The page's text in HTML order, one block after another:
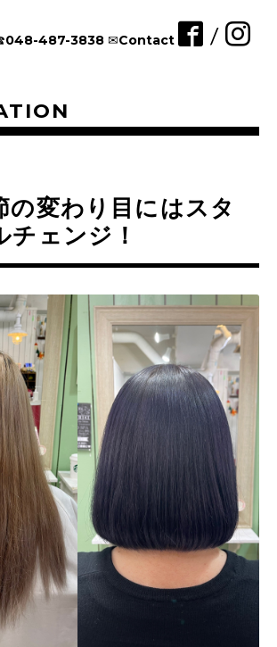
487-3838 ✉︎Contact /
の変わり目にはスタ
チェンジ！